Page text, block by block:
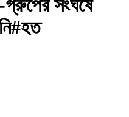
সংঘর্ষে